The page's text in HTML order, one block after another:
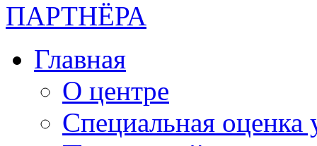
ПАРТНЁРА
Главная
О центре
Специальная оценка